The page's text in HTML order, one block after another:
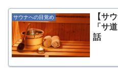
サウナへの目覚め
【サ
「サ
話